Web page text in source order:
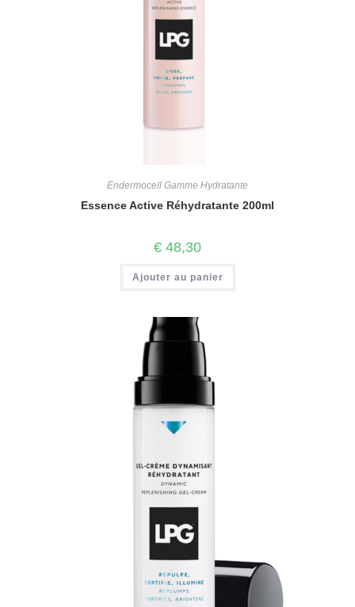
Endermocell Gamme Hydratante
Essence Active Réhydratante 200ml
€ 48,30
Ajouter au panier